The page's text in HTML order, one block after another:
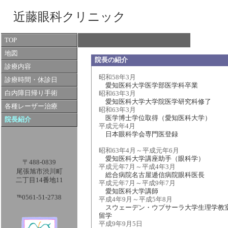
近藤眼科クリニック
TOP
地図
診療内容
診療時間・休診日
白内障日帰り手術
各種レーザー治療
院長紹介
〒488-0839
尾張旭市渋川町
二丁目14番地11
℡0561-51-2738
院長の紹介
昭和58年3月
愛知医科大学医学部医学科卒業
昭和63年3月
愛知医科大学大学院医学研究科修了
昭和63年3月
医学博士学位取得（愛知医科大学）
平成元年4月
日本眼科学会専門医登録
昭和63年4月～平成元年6月
愛知医科大学講座助手（眼科学）
平成元年7月～平成4年3月
総合病院名古屋逓信病院眼科医長
平成元年7月～平成9年7月
愛知医科大学講師
平成4年9月～平成5年8月
スウェーデン・ウプサーラ大学生理学教
留学
平成9年9月5日